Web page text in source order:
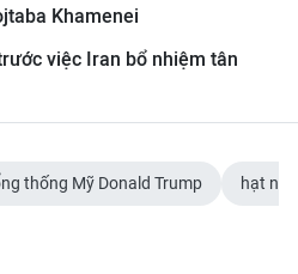
Khamenei
việc Iran bổ nhiệm tân
thống Mỹ Donald Trump hạt